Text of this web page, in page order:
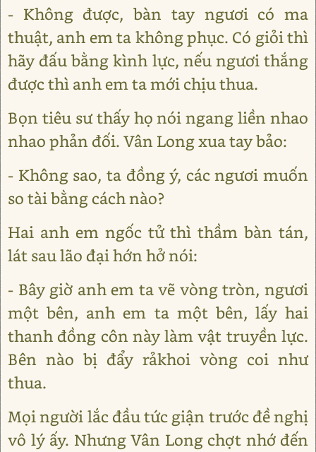
- Không được, bàn tay ngươi có ma
thuật, anh em ta không phục. Có giỏi thì
hãy đấu bằng kình lực, nếu ngươi thắng
được thì anh em ta mới chịu thua.
Bọn tiêu sư thấy họ nói ngang liền nhao
nhao phản đối. Vân Long xua tay bảo:
- Không sao, ta đồng ý, các ngươi muốn
so tài bằng cách nào?
Hai anh em ngốc tử thì thầm bàn tán,
lát sau lão đại hớn hở nói:
- Bây giờ anh em ta vẽ vòng tròn, ngươi
một bên, anh em ta một bên, lấy hai
thanh đồng côn này làm vật truyền lực.
Bên nào bị đẩy rảkhoi vòng coi như
thua.
Mọi người lắc đầu tức giận trước đề nghị
vô lý ấy. Nhưng Vân Long chợt nhớ đến